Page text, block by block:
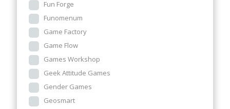
Fun Forge
Funomenum
Game Factory
Game Flow
Games Workshop
Geek Attitude Games
Gender Games
Geosmart